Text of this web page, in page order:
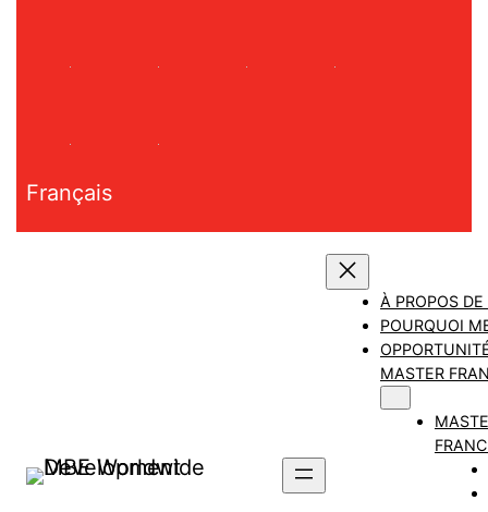
Français
À PROPOS
POURQUOI
MASTER